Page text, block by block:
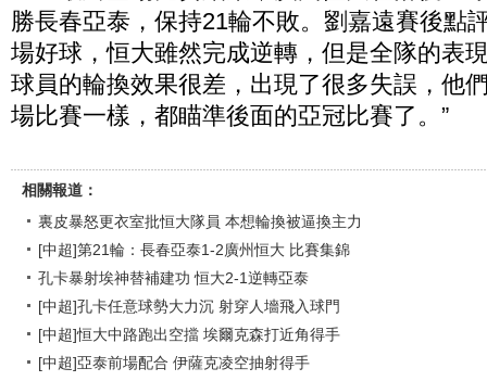
勝長春亞泰，保持21輪不敗。劉嘉遠賽後點
場好球，恒大雖然完成逆轉，但是全隊的表
球員的輪換效果很差，出現了很多失誤，他
場比賽一樣，都瞄準後面的亞冠比賽了。”
相關報道：
裏皮暴怒更衣室批恒大隊員 本想輪換被逼換主力
[中超]第21輪：長春亞泰1-2廣州恒大 比賽集錦
孔卡暴射埃神替補建功 恒大2-1逆轉亞泰
[中超]孔卡任意球勢大力沉 射穿人墻飛入球門
[中超]恒大中路跑出空擋 埃爾克森打近角得手
[中超]亞泰前場配合 伊薩克凌空抽射得手